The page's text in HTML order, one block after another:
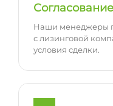
Наши менеджеры
с лизинговой
условия сделки.